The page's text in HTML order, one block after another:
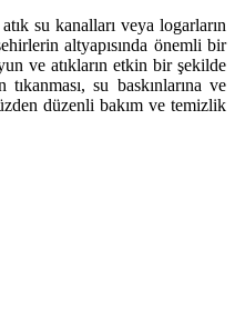
su kanalları veya logarların
altyapısında önemli bir
ve atıkların etkin bir şekilde
su baskınlarına ve
düzenli bakım ve temizlik